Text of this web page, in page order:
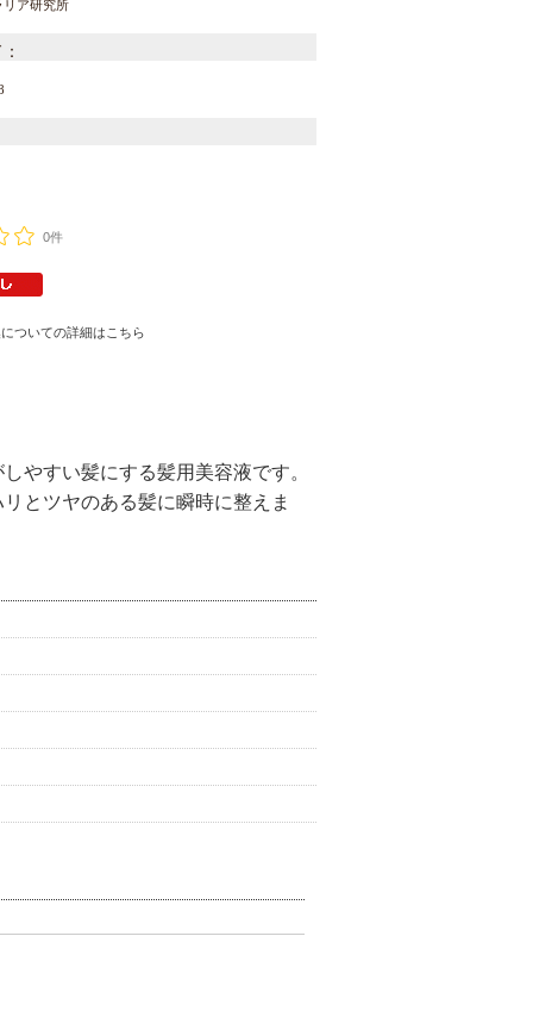
リア研究所
0件
ついての詳細はこちら
やすい髪にする髪用美容液です。
とツヤのある髪に瞬時に整えま